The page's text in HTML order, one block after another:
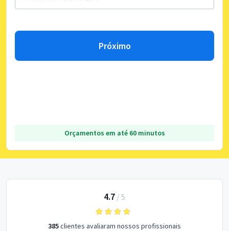
Próximo
Orçamentos em até 60 minutos
4.7 / 5
385clientes avaliaram nossos profissionais